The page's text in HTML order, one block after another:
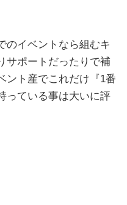
のイベントなら組むキ
サポートだったりで補
ント産でこれだけ『1番
っている事は大いに評